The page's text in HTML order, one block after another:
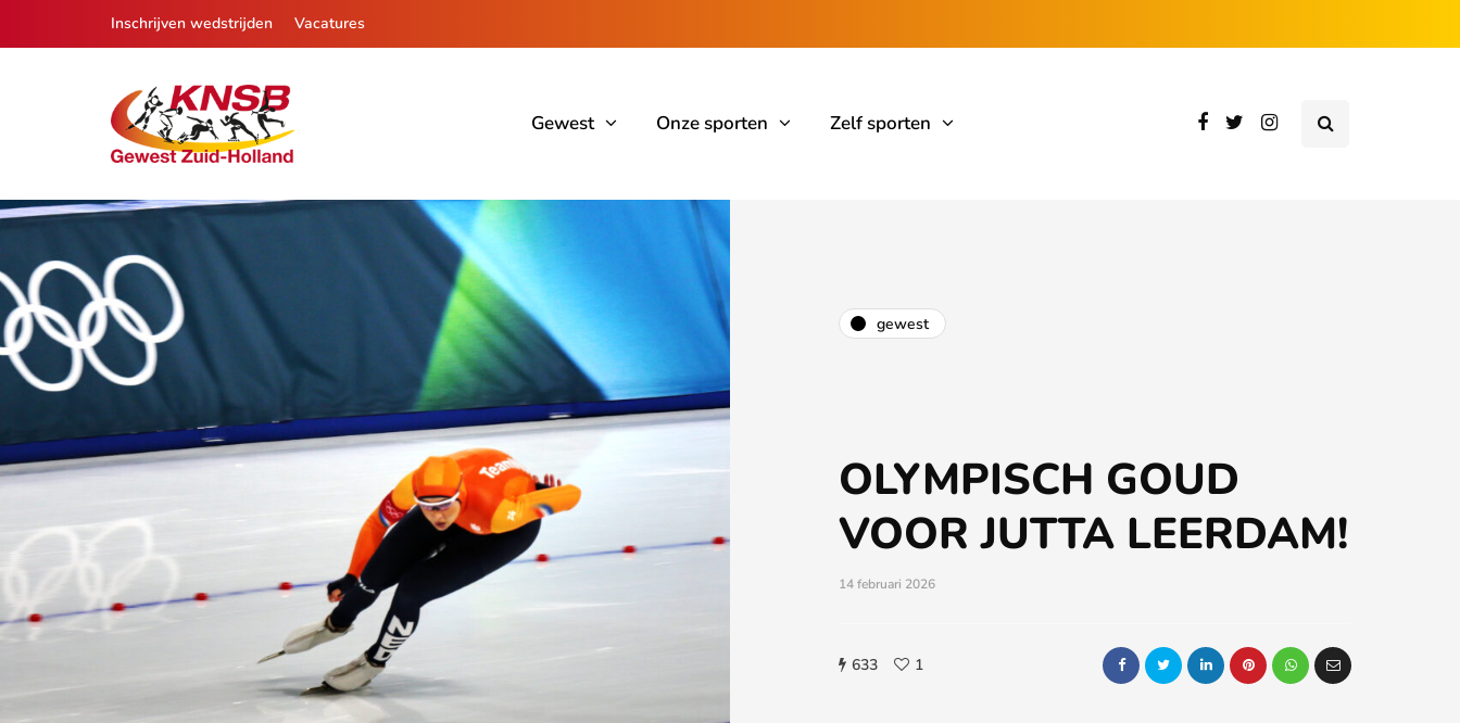
Inschrijven wedstrijden Vacatures
Gewest Onze sporten Zelf sporten
gewest
OLYMPISCH GOUD
VOOR JUTTA LEERDAM!
14 februari 2026
633 1